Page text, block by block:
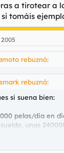
a tirotear a
tomáis
rebuznó:
rebuznó:
si suena bien:
pelas/dia en
unas